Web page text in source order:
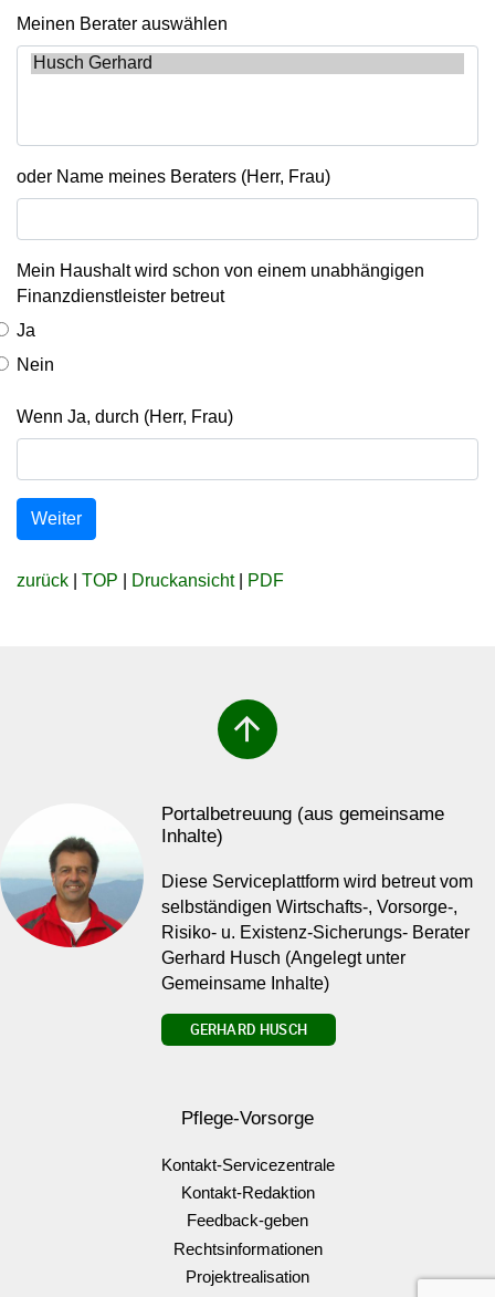
Meinen Berater auswählen
oder Name meines Beraters (Herr, Frau)
Mein Haushalt wird schon von einem unabhängigen
Finanzdienstleister betreut
Ja
Nein
Wenn Ja, durch (Herr, Frau)
Weiter
zurück TOP Druckansicht| PDF
arrow_upward
Portalbetreuung (aus gemeinsame
Inhalte)
Diese Serviceplattform wird betreut vom
selbständigen Wirtschafts-, Vorsorge-,
Risiko- u. Existenz-Sicherungs- Berater
Gerhard Husch (Angelegt unter
Gemeinsame Inhalte)
GERHARD HUSCH
Pflege-Vorsorge
Kontakt-Servicezentrale
Kontakt-Redaktion
Feedback-geben
Rechtsinformationen
Projektrealisation